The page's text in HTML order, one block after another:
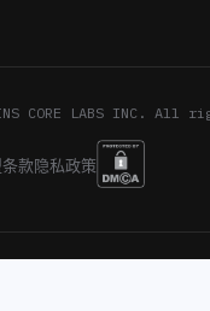
CORE LABS INC. All
款隐私政策